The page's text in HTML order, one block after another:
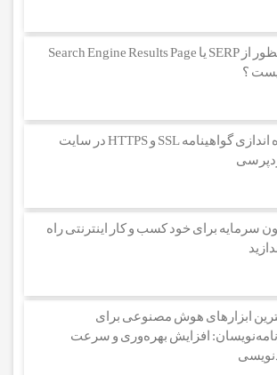
منظور از SERP یا Search Engine Results Page
؟
راه اندازی گواهینامه SSL و HTTPS در سایت
سرمایه برای خود کسب و کار اینترنتی راه
ابزارهای هوش مصنوعی برای
افزایش بهره‌وری و سرعت